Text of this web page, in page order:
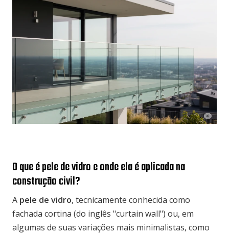
O que é pele de vidro e onde ela é aplicada na
construção civil?
A pele de vidro, tecnicamente conhecida como
fachada cortina (do inglês "curtain wall") ou, em
algumas de suas variações mais minimalistas, como